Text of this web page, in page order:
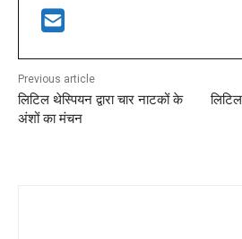
Previous article
लिटिल थेस्पियन द्वारा चार नाटकों के
अंशों का मंचन